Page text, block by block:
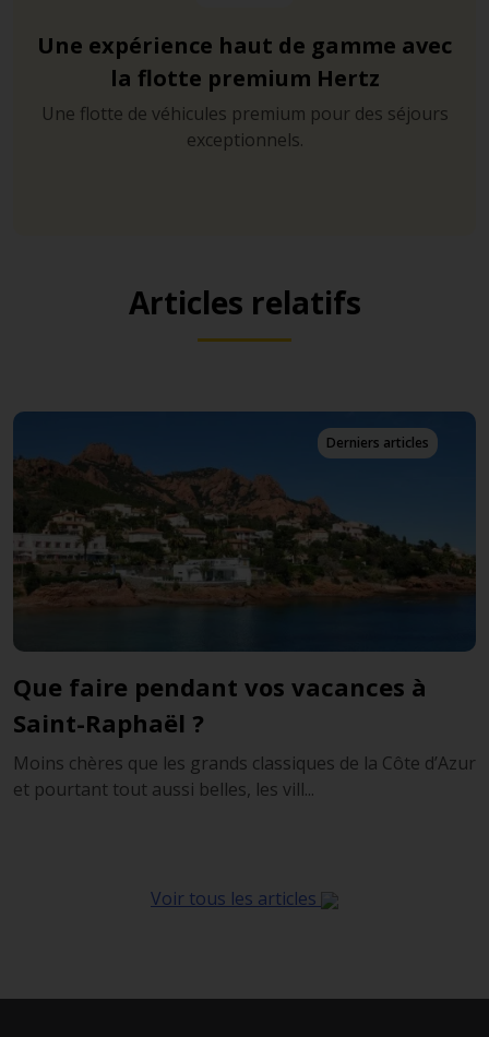
Une expérience haut de gamme avec
la flotte premium Hertz
Une flotte de véhicules premium pour des séjours
exceptionnels.
Articles relatifs
Derniers articles
Que faire pendant vos vacances à
Saint-Raphaël ?
Moins chères que les grands classiques de la Côte d’Azur
et pourtant tout aussi belles, les vill...
Voir tous les articles